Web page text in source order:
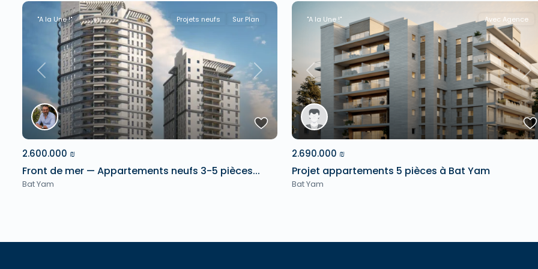
Previous Next
"A la Une !" Projets neufs Sur Plan
2.600.000 ₪
Front de mer — Appartements neufs 3-5 pièces...
Bat Yam
Previous
"A la Une !" Avec Agence
2.690.000 ₪
Projet appartements 5 pièces à Bat Yam
Bat Yam